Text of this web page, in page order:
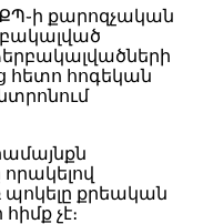
քարոզչական
հետո հոգեկան
քրեական
չէ։